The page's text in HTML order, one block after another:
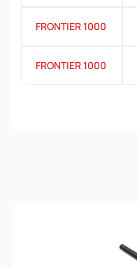
FRONTIER 1000
FRONTIER 1000